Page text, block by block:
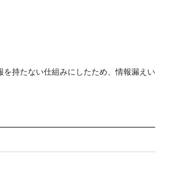
持たない仕組みにしたため、情報漏えい